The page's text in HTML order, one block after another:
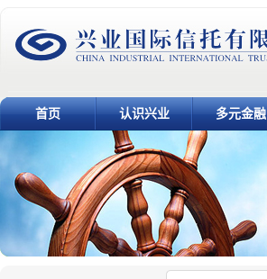
首页 认识兴业 多元金融